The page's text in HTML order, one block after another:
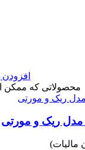
محصولاتی که ممکن
مدل ریک و مورتی
مالیات)